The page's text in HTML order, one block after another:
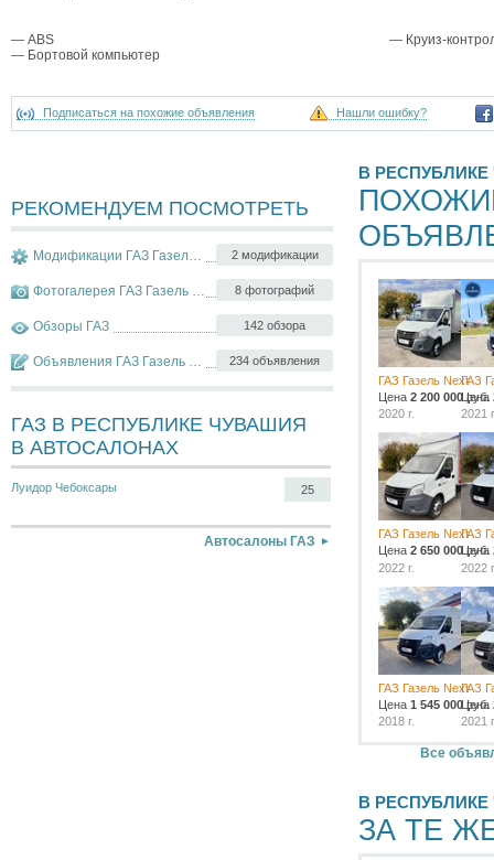
— ABS
— Бортовой компьютер
— Круиз-
Подписаться на похожие объявления Нашли ошибку?
РЕКОМЕНДУЕМ ПОСМОТРЕТЬ
2 модификации
Модификации ГАЗ Газель Next
8 фотографий
Фотогалерея ГАЗ Газель Next
142 обзора
Обзоры ГАЗ
234 объявления
Объявления ГАЗ Газель Next
ГАЗ В РЕСПУБЛИКЕ ЧУВАШИЯ
В АВТОСАЛОНАХ
Луидор Чебоксары 25
Автосалоны ГАЗ
В
ГАЗ Газель Next
Цена 2 200 000 руб.
2020 г.
ГАЗ
Цена
2021
ГАЗ Газель Next
Цена 2 650 000руб.
2022 г.
ГАЗ
Цена
2022
ГАЗ Газель Next
Цена 1 545 000 руб.
2018 г.
ГАЗ
Цена
2021
Все
В
ЗА ТЕ